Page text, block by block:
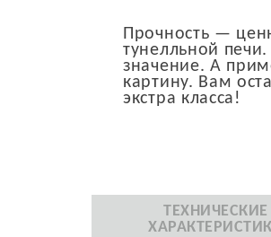
Прочность —
тунелльной
значение. А
картину. Вам
экстра класса!
ТЕХНИЧЕСКИЕ